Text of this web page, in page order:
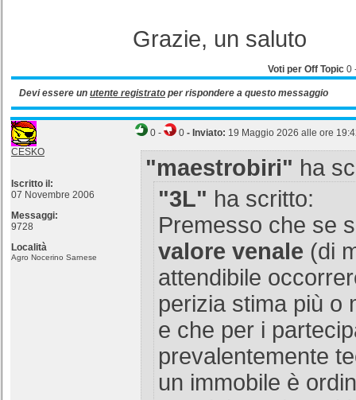
Grazie, un saluto
Voti per Off Topic 0
Devi essere un utente registrato per rispondere a questo messaggio
CESKO
Iscritto il:
07 Novembre 2006
Messaggi:
9728
Località
Agro Nocerino Sarnese
0 - 0 - Inviato: 19 Maggio 2026 alle ore
"maestrobiri" ha
"3L" ha scritto:
Premesso che se
valore venale (di
attendibile
perizia stima più o
e che per i
prevalentemente
un immobile è